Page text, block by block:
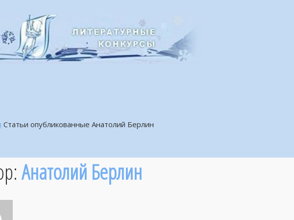
Статьи опубликованные Анатолий Берлин
Анатолий Берлин